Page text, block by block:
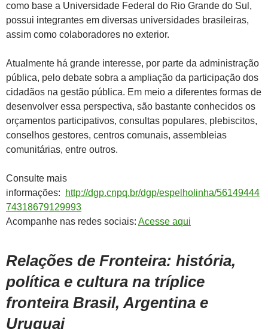
como base a Universidade Federal do Rio Grande do Sul,
possui integrantes em diversas universidades brasileiras,
assim como colaboradores no exterior.
Atualmente há grande interesse, por parte da administração
pública, pelo debate sobra a ampliação da participação dos
cidadãos na gestão pública. Em meio a diferentes formas de
desenvolver essa perspectiva, são bastante conhecidos os
orçamentos participativos, consultas populares, plebiscitos,
conselhos gestores, centros comunais, assembleias
comunitárias, entre outros.
Consulte mais
informações:
http://dgp.cnpq.br/dgp/espelholinha/56149444
74318679129993
Acompanhe nas redes sociais: Acesse aqui
Relações de Fronteira: história,
política e cultura na tríplice
fronteira Brasil, Argentina e
Uruguai